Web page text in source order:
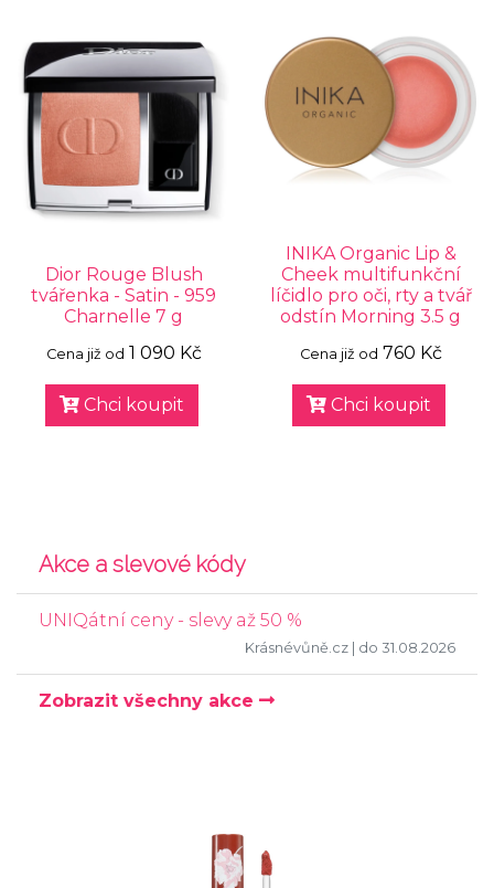
Dior Rouge Blush
tvářenka - Satin - 959
Charnelle 7 g
Cena již od 1 090 Kč
Chci koupit
INIKA Organic Lip &
Cheek multifunkční
líčidlo pro oči, rty a tvář
odstín Morning 3.5 g
Cena již od 760 Kč
Chci koupit
Akce a slevové kódy
UNIQátní ceny - slevy až 50 %
Krásnévůně.cz | do 31.08.2026
Zobrazit všechny akce